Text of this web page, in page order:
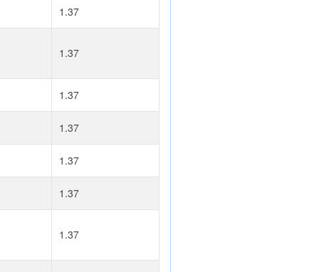
1.37
1.37
1.37
1.37
1.37
1.37
1.37